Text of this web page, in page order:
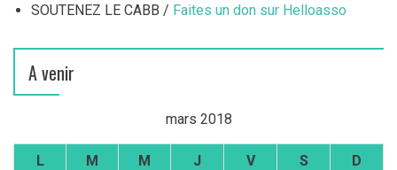
SOUTENEZ LE CABB / Faites un don sur Helloasso
A venir
mars 2018
L M M J V S D